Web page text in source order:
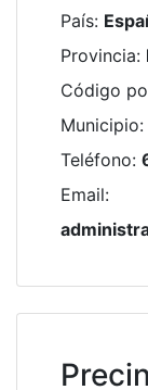
País:
Provincia:
Código
Municipio:
Teléfono:
Email: